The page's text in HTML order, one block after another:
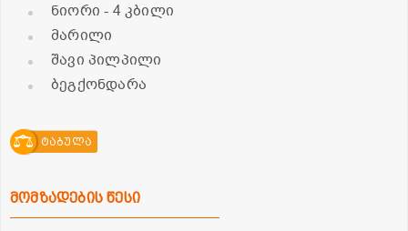
ნიორი- 4 კბილი
მარილი
შავი პილპილი
ბეგქონდარა
ტაბულა
მომზადების წესი